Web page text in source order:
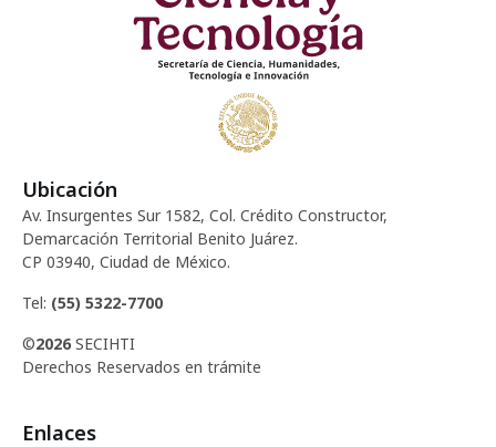
Ubicación
Av. Insurgentes Sur 1582, Col. Crédito Constructor,
Demarcación Territorial Benito Juárez.
CP 03940, Ciudad de México.
Tel: (55) 5322-7700
©2026 SECIHTI
Derechos Reservados en trámite
Enlaces